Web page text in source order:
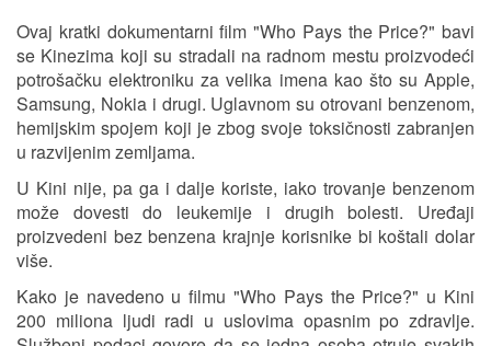
Ovaj kratki dokumentarni film "Who Pays the Price?" bavi
se Kinezima koji su stradali na radnom mestu proizvodeći
potrošačku elektroniku za velika imena kao što su Apple,
Samsung, Nokia i drugi. Uglavnom su otrovani benzenom,
hemijskim spojem koji je zbog svoje toksičnosti zabranjen
u razvijenim zemljama.
U Kini nije, pa ga i dalje koriste, iako trovanje benzenom
može dovesti do leukemije i drugih bolesti. Uređaji
proizvedeni bez benzena krajnje korisnike bi koštali dolar
više.
Kako je navedeno u filmu "Who Pays the Price?" u Kini
200 miliona ljudi radi u uslovima opasnim po zdravlje.